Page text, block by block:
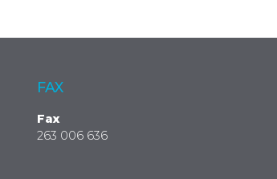
FAX
Fax
263 006 636